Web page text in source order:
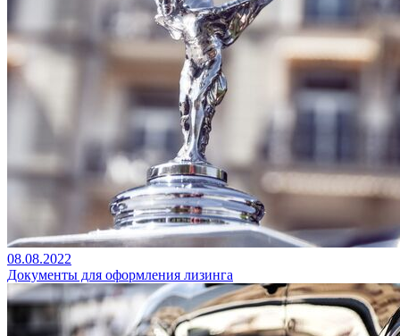
08.08.2022
Документы для оформления лизинга